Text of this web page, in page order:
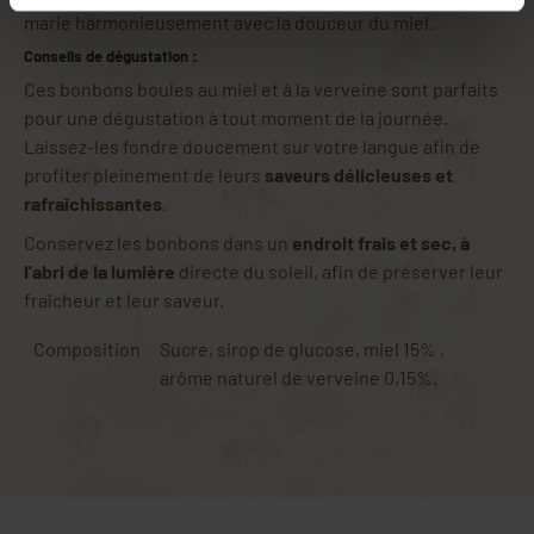
marie harmonieusement avec la douceur du miel.
Conseils de dégustation :
Ces bonbons boules au miel et à la verveine sont parfaits
pour une dégustation à tout moment de la journée.
Laissez-les fondre doucement sur votre langue afin de
profiter pleinement de leurs saveurs délicieuses et
rafraîchissantes.
Conservez les bonbons dans un endroit frais et sec, à
l'abri de la lumière directe du soleil, afin de préserver leur
fraîcheur et leur saveur.
Composition
Sucre, sirop de glucose, miel 15% ,
arôme naturel de verveine 0,15%.